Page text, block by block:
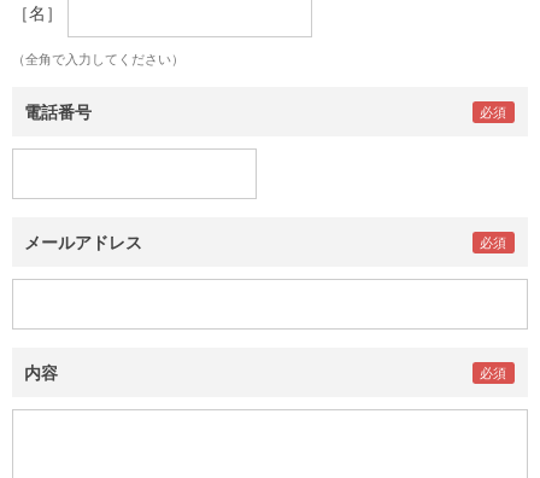
［名］
（全角で入力してください）
電話番号
メールアドレス
内容